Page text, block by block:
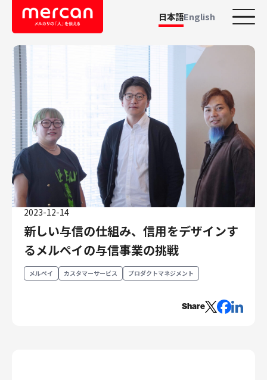
日本語English
カテゴリーから探す
会社・事業
鹿島アントラーズ
Ads
メルカリ
メルペイ
メルコイン
メルカリShops
メルカリR4Dラボ
AI/LLM
職種
エンジニアリング
2023-12-14
新しい与信の仕組み、信用をデザインす
るメルペイの与信事業の挑戦
メルペイ カスタマーサービス プロダクトマネジメント
Share